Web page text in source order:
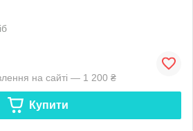
на сайті — 1 200 ₴
Купити